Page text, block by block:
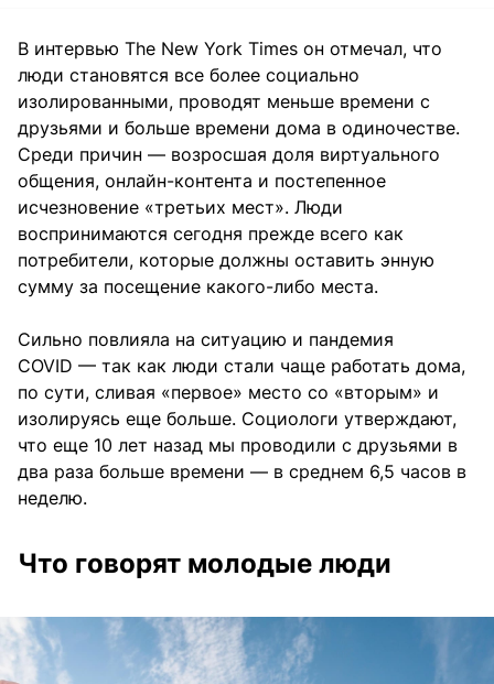
В интервью The New York Times он отмечал, что
люди становятся все более социально
изолированными, проводят меньше времени с
друзьями и больше времени дома в одиночестве.
Среди причин — возросшая доля виртуального
общения, онлайн-контента и постепенное
исчезновение «третьих мест». Люди
воспринимаются сегодня прежде всего как
потребители, которые должны оставить энную
сумму за посещение какого-либо места.
Сильно повлияла на ситуацию и пандемия
COVID — так как люди стали чаще работать дома,
по сути, сливая «первое» место со «вторым» и
изолируясь еще больше. Социологи утверждают,
что еще 10 лет назад мы проводили с друзьями в
два раза больше времени — в среднем 6,5 часов в
неделю.
Что говорят молодые люди